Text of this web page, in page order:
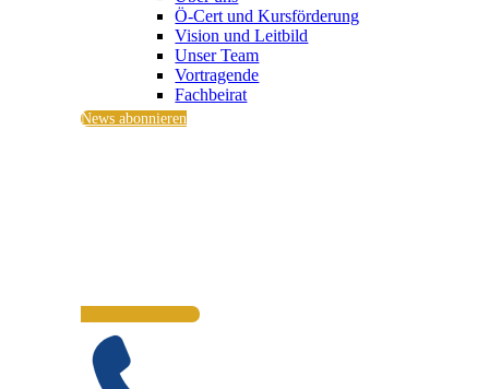
Ö-Cert und Kursförderung
Vision und Leitbild
Unser Team
Vortragende
Fachbeirat
News abonnieren